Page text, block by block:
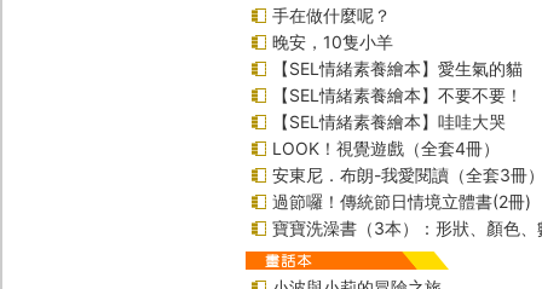
手在做什麼呢？
晚安，10隻小羊
【SEL情緒素養繪本】愛生氣的貓
【SEL情緒素養繪本】不要不要！
【SEL情緒素養繪本】哇哇大哭
LOOK！視覺遊戲（全套4冊）
安東尼．布朗-我愛閱讀（全套3冊
過節囉！傳統節日情境立體書(2冊)
寶寶洗澡書（3本）：形狀、顏色、